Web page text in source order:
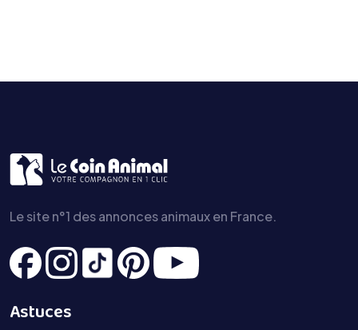
Le site n°1 des annonces animaux en France.
Astuces